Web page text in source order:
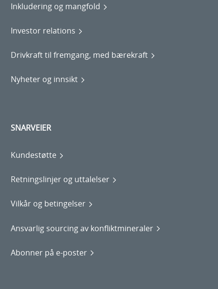
Inkludering og mangfold
Investor relations
Drivkraft til fremgang, med bærekraft
Nyheter og innsikt
SNARVEIER
Kundestøtte
Retningslinjer og uttalelser
Vilkår og betingelser
Ansvarlig sourcing av konfliktmineraler
Abonner på e-poster